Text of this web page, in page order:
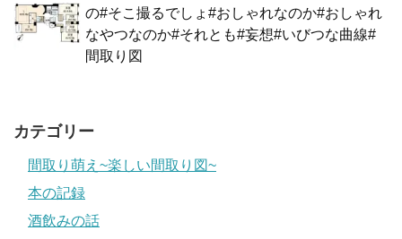
の#そこ撮るでしょ#おしゃれなのか#おしゃれ
なやつなのか#それとも#妄想#いびつな曲線#
間取り図
カテゴリー
間取り萌え~楽しい間取り図~
本の記録
酒飲みの話